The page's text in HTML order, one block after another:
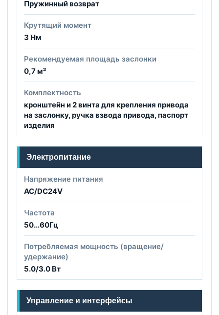
Пружинный возврат
Крутящий момент
3 Нм
Рекомендуемая площадь заслонки
0,7 м²
Комплектность
кронштейн и 2 винта для крепления привода
на заслонку, ручка взвода привода, паспорт
изделия
Электропитание
Напряжение питания
AC/DC24V
Частота
50...60Гц
Потребляемая мощность (вращение/
удержание)
5.0/3.0 Вт
Управление и интерфейсы